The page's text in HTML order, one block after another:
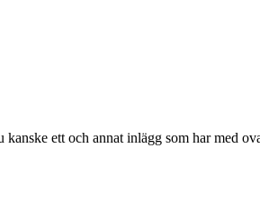
ett och annat inlägg som har med